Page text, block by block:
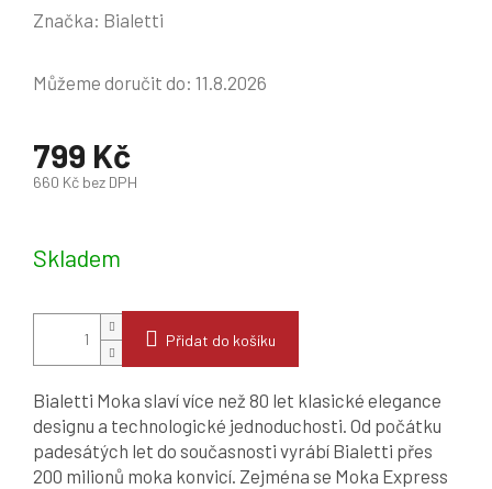
Značka: Bialetti
799 Kč
660 Kč bez DPH
Skladem
Můžeme doručit do: 11.8.2026
Přidat do košíku
Bialetti Moka slaví více než 80 let klasické elegance
designu a technologické jednoduchosti. Od počátku
padesátých let do současnosti vyrábí Bialetti přes
200 milionů moka konvicí. Zejména se Moka Express